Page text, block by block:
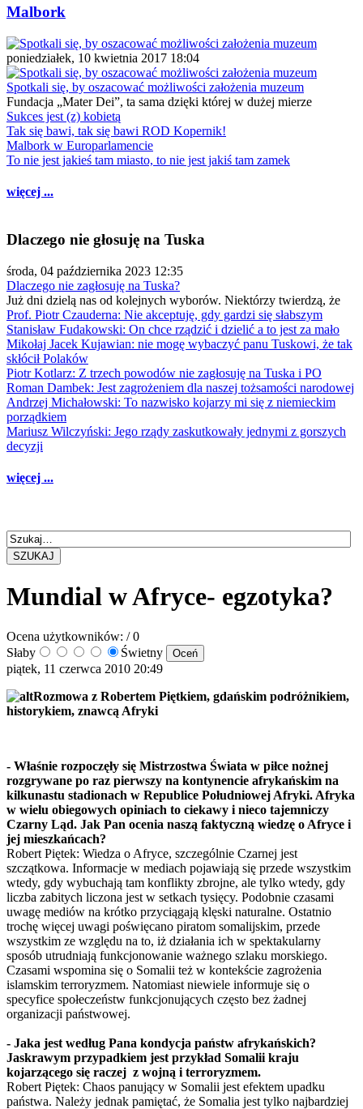
Malbork
poniedziałek, 10 kwietnia 2017 18:04
Spotkali się, by oszacować możliwości założenia muzeum
Fundacja „Mater Dei”, ta sama dzięki której w dużej mierze
Sukces jest (z) kobietą
Tak się bawi, tak się bawi ROD Kopernik!
Malbork w Europarlamencie
To nie jest jakieś tam miasto, to nie jest jakiś tam zamek
więcej ...
Dlaczego nie głosuję na Tuska
środa, 04 października 2023 12:35
Dlaczego nie zagłosuję na Tuska?
Już dni dzielą nas od kolejnych wyborów. Niektórzy twierdzą, że
Prof. Piotr Czauderna: Nie akceptuję, gdy gardzi się słabszym
Stanisław Fudakowski: On chce rządzić i dzielić a to jest za mało
Mikołaj Jacek Kujawian: nie mogę wybaczyć panu Tuskowi, że tak
skłócił Polaków
Piotr Kotlarz: Z trzech powodów nie zagłosuję na Tuska i PO
Roman Dambek: Jest zagrożeniem dla naszej tożsamości narodowej
Andrzej Michałowski: To nazwisko kojarzy mi się z niemieckim
porządkiem
Mariusz Wilczyński: Jego rządy zaskutkowały jednymi z gorszych
decyzji
więcej ...
SZUKAJ
Mundial w Afryce- egzotyka?
Ocena użytkowników: / 0
Słaby
Świetny
piątek, 11 czerwca 2010 20:49
Rozmowa z Robertem Piętkiem, gdańskim podróżnikiem,
historykiem, znawcą Afryki
- Właśnie rozpoczęły się Mistrzostwa Świata w piłce nożnej
rozgrywane po raz pierwszy na kontynencie afrykańskim na
kilkunastu stadionach w Republice Południowej Afryki. Afryka
w wielu obiegowych opiniach to ciekawy i nieco tajemniczy
Czarny Ląd. Jak Pan ocenia naszą faktyczną wiedzę o Afryce i
jej mieszkańcach?
Robert Piętek: Wiedza o Afryce, szczególnie Czarnej jest
szczątkowa. Informacje w mediach pojawiają się przede wszystkim
wtedy, gdy wybuchają tam konflikty zbrojne, ale tylko wtedy, gdy
liczba zabitych liczona jest w setkach tysięcy. Podobnie czasami
uwagę mediów na krótko przyciągają klęski naturalne. Ostatnio
trochę więcej uwagi poświęcano piratom somalijskim, przede
wszystkim ze względu na to, iż działania ich w spektakularny
sposób utrudniają funkcjonowanie ważnego szlaku morskiego.
Czasami wspomina się o Somalii też w kontekście zagrożenia
islamskim terroryzmem. Natomiast niewiele informuje się o
specyfice społeczeństw funkcjonujących często bez żadnej
organizacji państwowej.
- Jaka jest według Pana kondycja państw afrykańskich?
Jaskrawym przypadkiem jest przykład Somalii kraju
kojarzącego się raczej z wojną i terroryzmem.
Robert Piętek: Chaos panujący w Somalii jest efektem upadku
państwa. Należy jednak pamiętać, że Somalia jest tylko najbardziej